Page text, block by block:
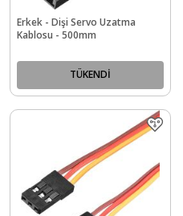
Erkek - Dişi Servo Uzatma
Kablosu - 500mm
TÜKENDİ